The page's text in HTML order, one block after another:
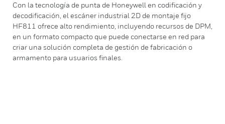
Con la tecnología de punta de Honeywell en codificación y
decodificación, el escáner industrial 2D de montaje fijo
HF811 ofrece alto rendimiento, incluyendo recursos de DPM,
en un formato compacto que puede conectarse en red para
criar una solución completa de gestión de fabricación o
armamento para usuarios finales.